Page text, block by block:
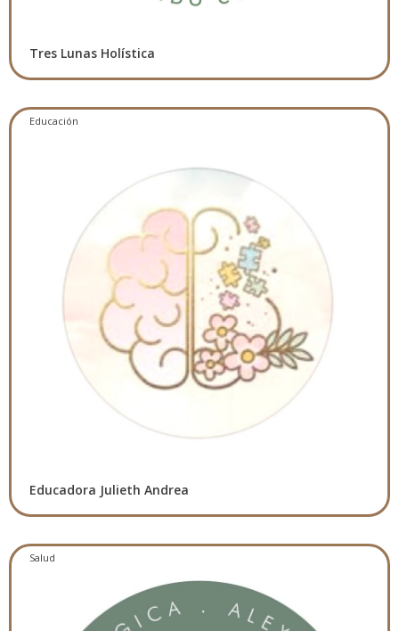
Tres Lunas Holística
Educación
Educadora Julieth Andrea
Salud